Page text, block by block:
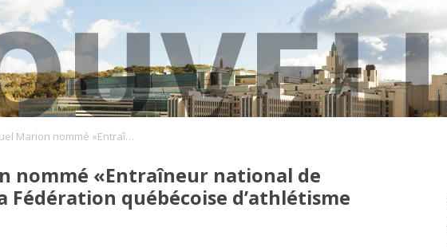
Samuel Marion nommé «Entraîneur national de l’année» par la Fédération québécoise d’athlétisme
nommé «Entraîneur national de
Fédération québécoise d’athlétisme